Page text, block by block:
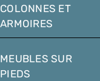
COLONNES ET
ARMOIRES
MEUBLES SUR
PIEDS